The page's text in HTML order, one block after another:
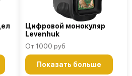
Цифровой монокуляр
Levenhuk
От 1000 руб
Показать больше